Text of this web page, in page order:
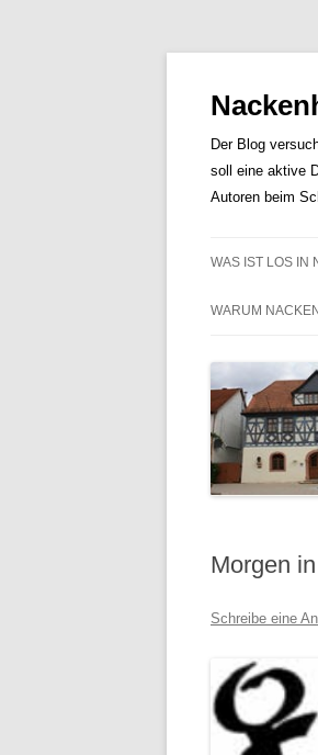
Der Blog
soll eine aktive
Autoren beim
WAS IST LOS IN
WARUM
Morgen
Schreibe eine